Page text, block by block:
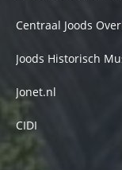
Centraal Joods
Joods Historisch
Jonet.nl
CIDI